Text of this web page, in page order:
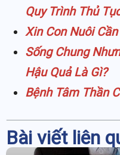
Quy Trình Thủ
Xin Con Nuôi
Sống Chung
Hậu Quả Là Gì?
Bệnh Tâm Thần
Bài viết liên